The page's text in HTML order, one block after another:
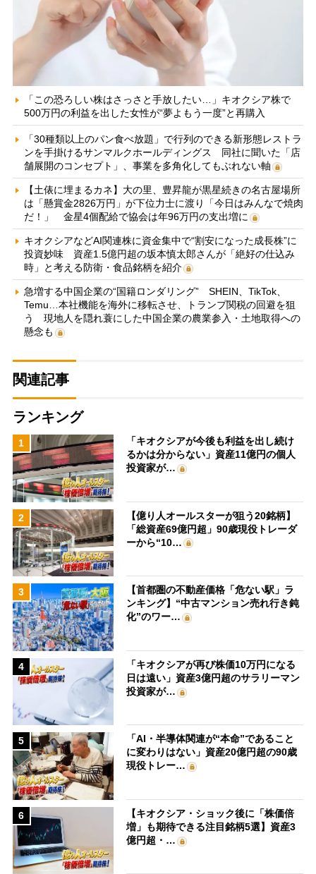
「この恐ろしい株はさっさと手放したい…」キオクシア株で
500万円の利益を出した女性が“夢よもう一度”と再購入
「30種類以上のパン食べ放題」で行列のできる新形態レストラ
ンを手掛けるサンマルクホールディングス 同社に聞いた「店
舗展開のコンセプト」、事業を多角化してもぶれない軸
【土俵に埋まるカネ】大の里、豊昇龍が黒星続きの名古屋場所
は「懸賞金2826万円」が下位力士に渡り「今日はみんなで焼肉
だ！」 金星4個配給で協会は年96万円の支出増に
キオクシアなどAI関連株に資金集中で“割安になった成長株”に
投資妙味 資産1.5億円超の坂本慎太郎さんが「絶好の仕込み
時」と考える防衛・食品銘柄を紹介
急増する中国企業の“国籍ロンダリング” SHEIN、TikTok、
Temu…本社機能を海外に移転させ、トランプ関税の回避を狙
う 現地人を隠れ蓑にした中国企業の農業参入・土地取得への
懸念も
関連記事
ランキング
1
「キオクシアが今後も利益を出し続け
るかは分からない」資産11億円の個人
投資家が…
2
【億り人オールスターが狙う20銘柄】
「総資産69億円超」90歳現役トレーダ
ーから“10…
3
【首都圏の不動産価格「危ない駅」ラ
ンキング】“中古マンション売れ行き鈍
化”のワー…
4
「キオクシアが再び株価10万円になる
日は遠い」資産3億円超のサラリーマン
投資家が…
5
「AI・半導体関連が“本命”であること
に変わりはない」資産20億円超の90歳
現役トレー…
6
【キオクシア・ショック後に「株価倍
増」も期待できる注目銘柄5選】資産3
億円超・…